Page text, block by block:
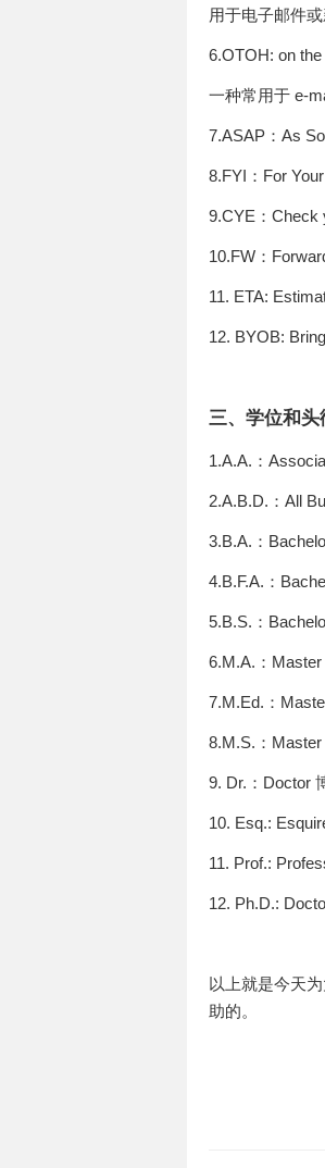
用于电子邮件
6.OTOH: on
一种常用于 e-
7.ASAP：As
8.FYI：For
9.CYE：Check
10.FW：
11. ETA:
12. BYOB:
三、学位和头
1.A.A.：
2.A.B.D.：All
3.B.A.：
4.B.F.A.：
5.B.S.：
6.M.A.：
7.M.Ed.：
8.M.S.：Master
9. Dr.：Doctor
10. Esq.:
11. Prof.:
12. Ph.D.:
以上就是今天
助的。